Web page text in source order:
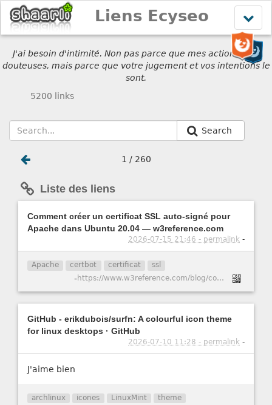
le
menu
Liens Ecyseo
J'ai besoin d'intimité. Non pas parce que mes actions sont
douteuses, mais parce que votre jugement et vos intentions le
sont.
5200 links
Search
1 / 260
Liste des liens
Comment créer un certificat SSL auto-signé pour
Apache dans Ubuntu 20.04 — w3reference.com
2026-07-15 21:46 - permalink -
Apache certbot certificat ssl
- https://www.w3reference.com/blog/comment-cr-er-un-certificat-ssl-auto-sign-pour-apache-dans-ubuntu-20-04/
GitHub - erikdubois/surfn: A colourful icon theme
for linux desktops · GitHub
2026-07-10 11:28 - permalink -
J'aime bien
archlinux icones LinuxMint theme